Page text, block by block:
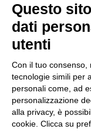
NEWSLETTER
Resta aggiornato
Cliccando su Iscriviti
Questo
dati
utenti
Con il tuo consenso,
tecnologie simili per
personali come, ad
personalizzazione
alla privacy, è
cookie. Clicca su